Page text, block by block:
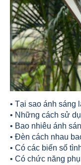
• Tại sao ánh sáng
• Những cách sử
• Bao nhiêu ánh
• Đèn cách nhau
• Có các biến số
• Có chức năng